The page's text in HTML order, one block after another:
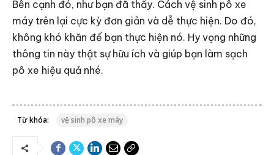
Bên cạnh đó, như bạn đã thấy. Cách vệ sinh pô xe
máy trên lại cực kỳ đơn giản và dễ thực hiện. Do đó,
không khó khăn để bạn thực hiện nó. Hy vọng những
thông tin này thật sự hữu ích và giúp bạn làm sạch
pô xe hiệu quả nhé.
Từ khóa: vệ sinh pô xe máy